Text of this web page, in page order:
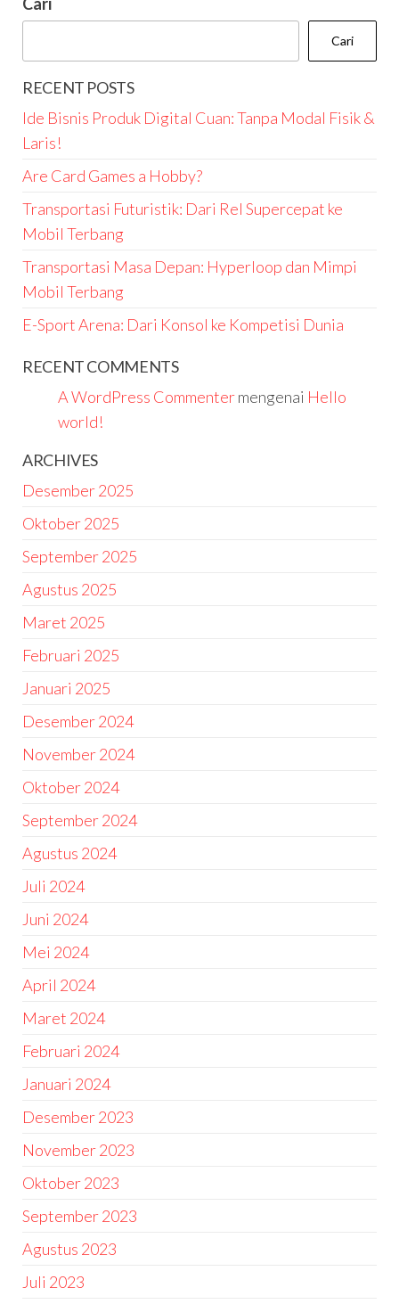
Cari
RECENT POSTS
Ide Bisnis Produk Digital Cuan: Tanpa Modal Fisik &
Laris!
Are Card Games a Hobby?
Transportasi Futuristik: Dari Rel Supercepat ke
Mobil Terbang
Transportasi Masa Depan: Hyperloop dan Mimpi
Mobil Terbang
E-Sport Arena: Dari Konsol ke Kompetisi Dunia
RECENT COMMENTS
A WordPress Commentermengenai Hello
world!
ARCHIVES
Desember 2025
Oktober 2025
September 2025
Agustus 2025
Maret 2025
Februari 2025
Januari 2025
Desember 2024
November 2024
Oktober 2024
September 2024
Agustus 2024
Juli 2024
Juni 2024
Mei 2024
April 2024
Maret 2024
Februari 2024
Januari 2024
Desember 2023
November 2023
Oktober 2023
September 2023
Agustus 2023
Juli 2023